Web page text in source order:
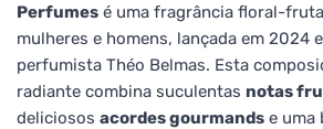
Perfumes é uma fragrância floral-
mulheres e homens, lançada em 2024
perfumista Théo Belmas. Esta
radiante combina suculentas notas
deliciosos acordes gourmands e uma